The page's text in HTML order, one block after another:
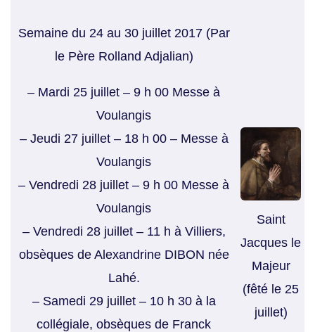
Semaine du 24 au 30 juillet 2017 (Par
le Père Rolland Adjalian)
– Mardi 25 juillet – 9 h 00 Messe à
Voulangis
– Jeudi 27 juillet – 18 h 00 – Messe à
Voulangis
– Vendredi 28 juillet – 9 h 00 Messe à
Voulangis
– Vendredi 28 juillet – 11 h à Villiers,
obsèques de Alexandrine DIBON née
Lahé.
– Samedi 29 juillet – 10 h 30 à la
collégiale, obsèques de Franck
Saint
Jacques le
Majeur
(fêté le 25
juillet)